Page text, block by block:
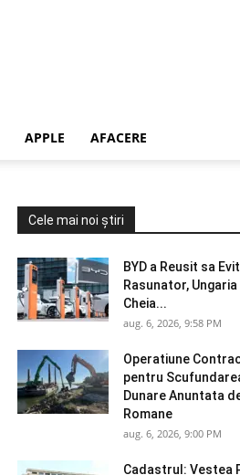
APPLE AFACERE
Cele mai noi știri
BYD a Reusit sa
Rasunator,
Cheia...
aug. 6, 2026, 9:58 PM
Operatiune
pentru
Dunare Anuntata
Romane
aug. 6, 2026, 9:00 PM
Cadastrul: Vestea